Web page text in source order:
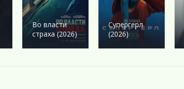
Драма
Исторические
Комедия
Фэнтези
Фильмы 4К
Фильмы HD1080
Исторические
NetflixЭтти
Мистика
Приключения
Во власти
страха (2026)
Супергерл
(2026)